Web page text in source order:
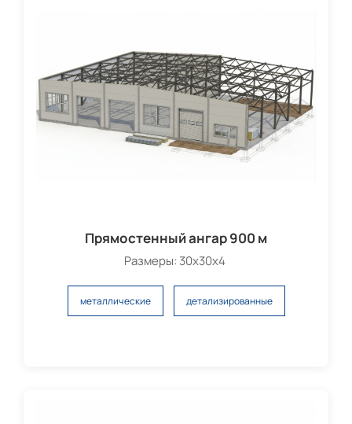
Прямостенный ангар 900 м
Размеры: 30х30х4
металлические детализированные